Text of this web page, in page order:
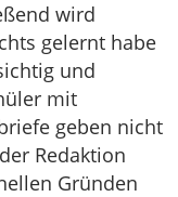
wird
gelernt habe
und
mit
geben nicht
Redaktion
Gründen